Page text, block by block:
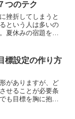
く道のり。山あり
、無理をしない...
つのテク
挫折してしまうと
という人は多いの
夏休みの宿題を早
画通りにできなか
立てても、未達に
う人は決して少な
、目標を達成...
標設定の作り方
がありますが、ど
せることが必要条
も目標を胸に抱い